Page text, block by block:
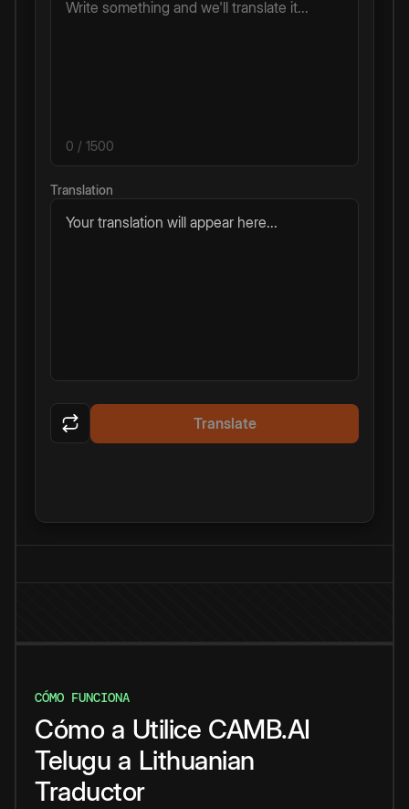
0 / 1500
Translation
Your translation will appear here...
Translate
CÓMO FUNCIONA
Cómo a Utilice CAMB.AI
Telugu a Lithuanian
Traductor